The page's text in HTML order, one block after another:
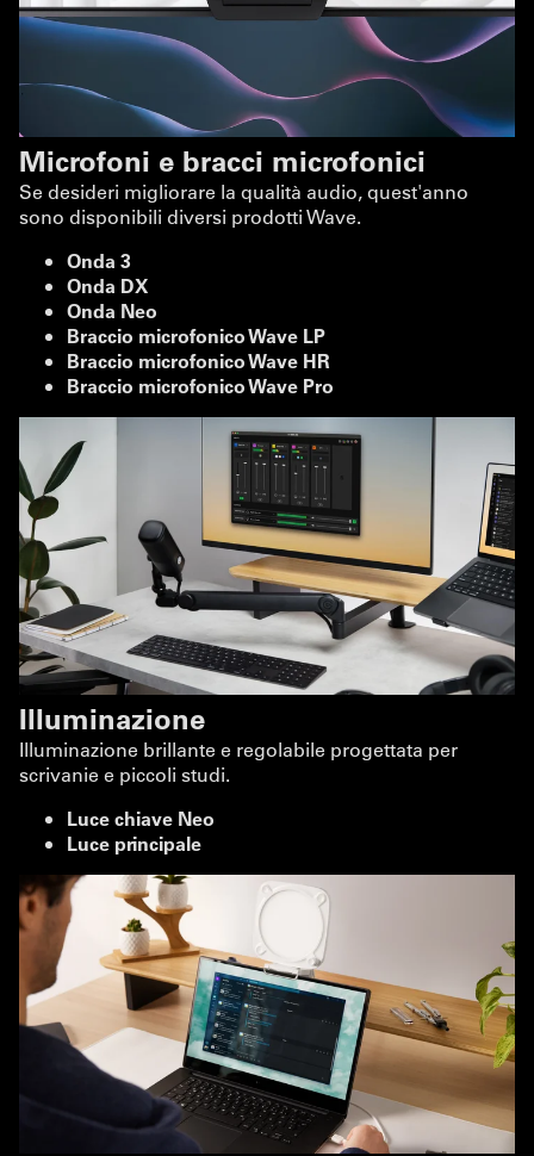
Microfoni e bracci microfonici
Se desideri migliorare la qualità audio, quest'anno
sono disponibili diversi prodotti Wave.
Onda 3
Onda DX
Onda Neo
Braccio microfonico Wave LP
Braccio microfonico Wave HR
Braccio microfonico Wave Pro
Illuminazione
Illuminazione brillante e regolabile progettata per
scrivanie e piccoli studi.
Luce chiave Neo
Luce principale